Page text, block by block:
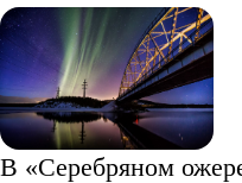
В «Серебряном